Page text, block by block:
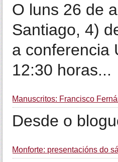
O luns 26 de
Santiago, 4)
a conferencia
12:30 horas...
Manuscritos: Francisco
Desde o
Monforte: presentacións do